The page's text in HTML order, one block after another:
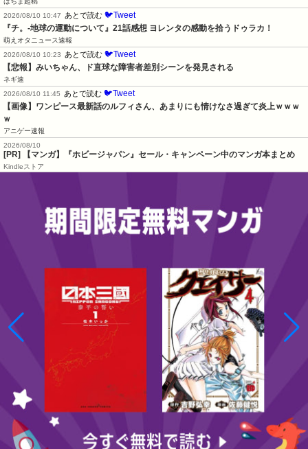
2026/08/10 10:47
あとで読む 🐦Tweet
『チ。-地球の運動について』21話感想 ヨレンタの感動を拾うドゥラカ！
萌えオタニュース速報
2026/08/10 10:23
あとで読む 🐦Tweet
【悲報】みいちゃん、ド直球な障害者差別シーンを発見される
ネギ速
2026/08/10 11:45
あとで読む 🐦Tweet
【画像】ワンピース最新話のルフィさん、あまりにも情けなさ過ぎて炎上ｗｗｗ
ｗ
アニゲー速報
2026/08/10
[PR] 【マンガ】『ホビージャパン』セール・キャンペーン中のマンガ本まとめ
Kindleストア